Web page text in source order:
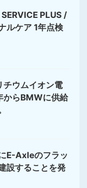
SERVICE PLUS /
ルケア 1年点検
チウムイオン電
らBMWに供給
E-Axleのフラッ
設することを発